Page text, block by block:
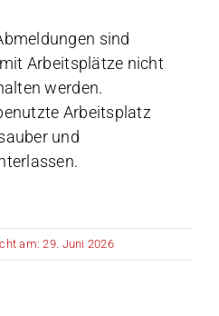
sind
Arbeitsplätze nicht
werden.
Arbeitsplatz
und
am: 29. Juni 2026